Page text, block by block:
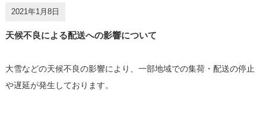
2021年1月8日
天候不良による配送への影響について
大雪などの天候不良の影響により、一部地域での集荷・配送の停止
や遅延が発生しております。